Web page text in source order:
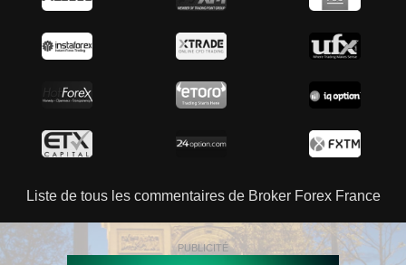
Liste de tous les commentaires de Broker Forex France
PUBLICITÉ